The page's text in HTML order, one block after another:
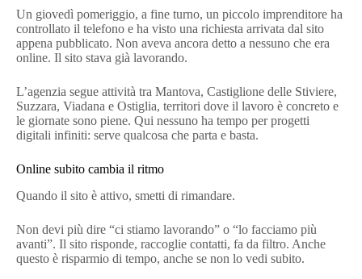
Un giovedì pomeriggio, a fine turno, un piccolo imprenditore ha
controllato il telefono e ha visto una richiesta arrivata dal sito
appena pubblicato. Non aveva ancora detto a nessuno che era
online. Il sito stava già lavorando.
L’agenzia segue attività tra Mantova, Castiglione delle Stiviere,
Suzzara, Viadana e Ostiglia, territori dove il lavoro è concreto e
le giornate sono piene. Qui nessuno ha tempo per progetti
digitali infiniti: serve qualcosa che parta e basta.
Online subito cambia il ritmo
Quando il sito è attivo, smetti di rimandare.
Non devi più dire “ci stiamo lavorando” o “lo facciamo più
avanti”. Il sito risponde, raccoglie contatti, fa da filtro. Anche
questo è risparmio di tempo, anche se non lo vedi subito.